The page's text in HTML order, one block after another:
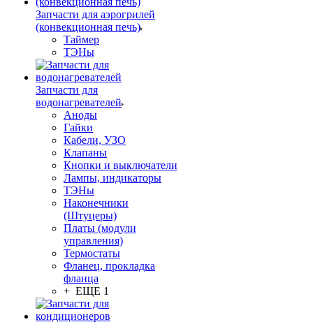
Запчасти для аэрогрилей
(конвекционная печь)
Таймер
ТЭНы
Запчасти для
водонагревателей
Аноды
Гайки
Кабели, УЗО
Клапаны
Кнопки и выключатели
Лампы, индикаторы
ТЭНы
Наконечники
(Штуцеры)
Платы (модули
управления)
Термостаты
Фланец, прокладка
фланца
+ ЕЩЕ 1